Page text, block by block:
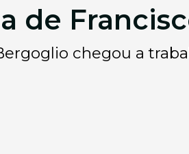
de
chegou a